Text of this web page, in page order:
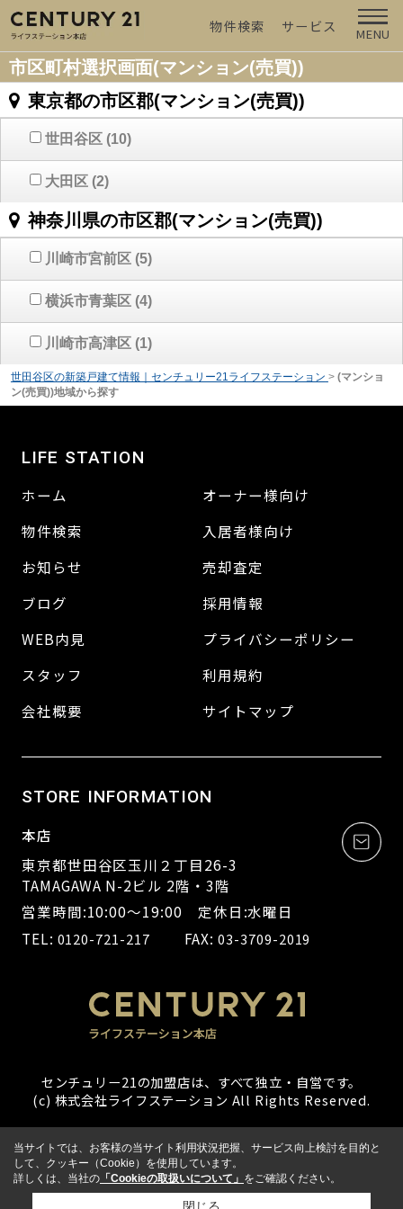
物件検索 サービス MENU
市区町村選択画面(マンション(売買))
東京都の市区郡(マンション(売買))
世田谷区 (10)
大田区 (2)
神奈川県の市区郡(マンション(売買))
川崎市宮前区 (5)
横浜市青葉区 (4)
川崎市高津区 (1)
世田谷区の新築戸建て情報｜センチュリー21ライフステーション > (マンショ
ン(売買))地域から探す
LIFE STATION
ホーム
物件検索
お知らせ
ブログ
WEB内見
スタッフ
会社概要
オーナー様向け
入居者様向け
売却査定
採用情報
プライバシーポリシー
利用規約
サイトマップ
STORE INFORMATION
本店
東京都世田谷区玉川２丁目26-3
TAMAGAWA N-2ビル 2階・3階
営業時間:10:00～19:00 定休日:水曜日
TEL: 0120-721-217 FAX:03-3709-2019
センチュリー21の加盟店は、すべて独立・自営です。
(c) 株式会社ライフステーション All Rights Reserved.
当サイトでは、お客様の当サイト利用状況把握、サービス向上検討を目的と
して、クッキー（Cookie）を使用しています。
詳しくは、当社の 「Cookieの取扱いについて」 をご確認ください。